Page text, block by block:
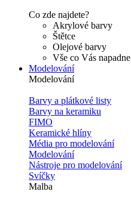
Co zde najdete?
Akrylové barvy
Štětce
Olejové barvy
Vše co Vás napadne
Modelování
Modelování
Barvy a plátkové listy
Barvy na keramiku
FIMO
Keramické hlíny
Média pro modelování
Modelování
Nástroje pro modelování
Svíčky
Malba